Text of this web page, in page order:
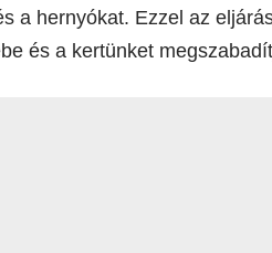
a hernyókat. Ezzel az
és a kertünket